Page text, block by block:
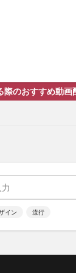
らドラマランキ
イン 流行